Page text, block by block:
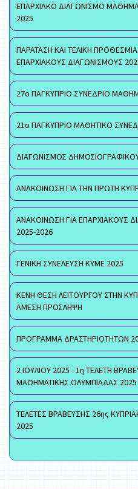
ΕΠΑΡΧΙΑΚΟ ΔΙΑΓΩΝΙΣΜΟ
2025
ΠΑΡΑΤΑΣΗ ΚΑΙ ΤΕΛΙΚΗ
ΕΠΑΡΧΙΑΚΟΥΣ ΔΙΑΓΩΝΙΣΜΟΥΣ
27ο ΠΑΓΚΥΠΡΙΟ ΣΥΝΕΔΡΙΟ
21ο ΠΑΓΚΥΠΡΙΟ ΜΑΘΗΤΙΚΟ
ΔΙΑΓΩΝΙΣΜΟΣ
ΑΝΑΚΟΙΝΩΣΗ ΓΙΑ ΤΗΝ ΠΡΩΤΗ
ΑΝΑΚΟΙΝΩΣΗ ΓΙΑ ΕΠΑΡΧΙΑΚΟΥΣ
2025-2026
ΓΕΝΙΚΗ ΣΥΝΕΛΕΥΣΗ ΚΥΜΕ 2025
ΚΕΝΗ ΘΕΣΗ ΛΕΙΤΟΥΡΓΟΥ ΣΤΗΝ
ΑΜΕΣΗ ΠΡΟΣΛΗΨΗ
ΠΡΟΓΡΑΜΜΑ ΔΡΑΣΤΗΡΙΟΤΗΤΩΝ
2 ΙΟΥΛΙΟΥ 2025 - 1η ΤΕΛΕΤΗ
ΜΑΘΗΜΑΤΙΚΗΣ ΟΛΥΜΠΙΑΔΑΣ
ΤΕΛΕΤΕΣ ΒΡΑΒΕΥΣΗΣ 26ης
2025